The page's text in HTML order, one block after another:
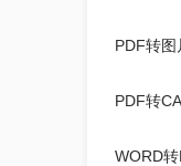
PDF转图
PDF转
WORD